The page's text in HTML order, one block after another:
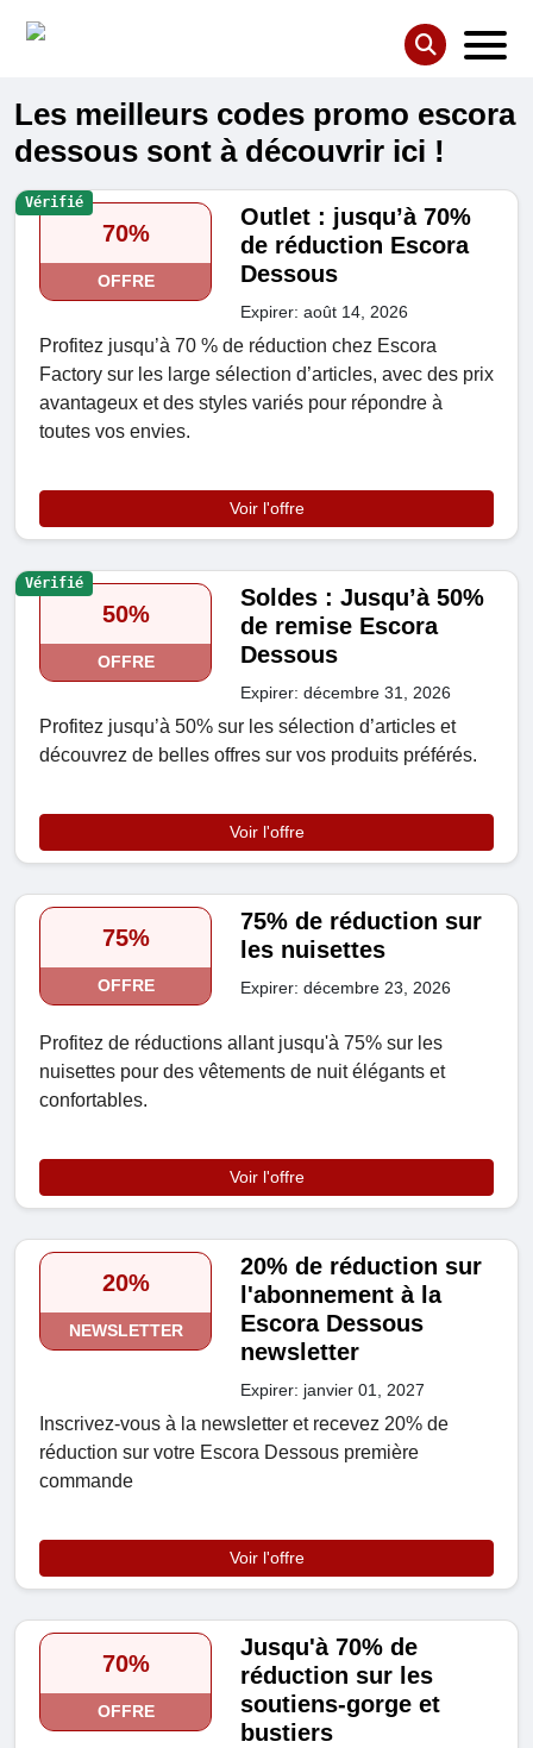
Les meilleurs codes promo escora
dessous sont à découvrir ici !
70%
OFFRE
Outlet : jusqu’à 70%
de réduction Escora
Dessous
Expirer: août 14, 2026
Profitez jusqu’à 70 % de réduction chez Escora
Factory sur les large sélection d’articles, avec des prix
avantageux et des styles variés pour répondre à
toutes vos envies.
Voir l'offre
Vérifié
50%
OFFRE
Soldes : Jusqu’à 50%
de remise Escora
Dessous
Expirer: décembre 31, 2026
Profitez jusqu’à 50% sur les sélection d’articles et
découvrez de belles offres sur vos produits préférés.
Voir l'offre
Vérifié
75%
OFFRE
75% de réduction sur
les nuisettes
Expirer: décembre 23, 2026
Profitez de réductions allant jusqu'à 75% sur les
nuisettes pour des vêtements de nuit élégants et
confortables.
Voir l'offre
20%
NEWSLETTER
20% de réduction sur
l'abonnement à la
Escora Dessous
newsletter
Expirer: janvier 01, 2027
Inscrivez-vous à la newsletter et recevez 20% de
réduction sur votre Escora Dessous première
commande
Voir l'offre
70%
OFFRE
Jusqu'à 70% de
réduction sur les
soutiens-gorge et
bustiers